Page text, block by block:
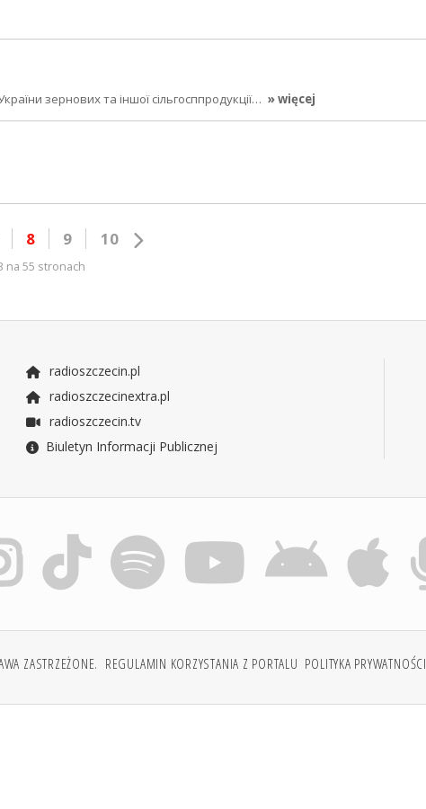
зернових та іншої сільгосппродукції… » więcej
8 9 10
na 55 stronach
radioszczecin.pl
radioszczecinextra.pl
radioszczecin.tv
Biuletyn Informacji Publicznej
ZASTRZEŻONE. REGULAMIN KORZYSTANIA Z PORTALU POLITYKA PRYWATNOŚCI